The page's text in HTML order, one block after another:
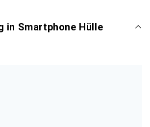
in Smartphone Hülle